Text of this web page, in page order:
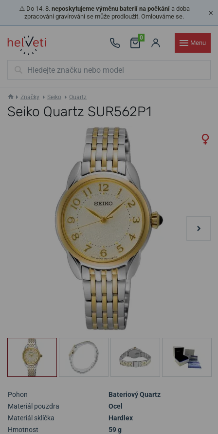
⚠️ Do 14. 8. neposkytujeme výměnu baterií na počkánía doba
zpracování gravírování se může prodloužit. Omlouváme se.
0
Menu
Značky Seiko Quartz
Seiko Quartz SUR562P1
Pohon
Bateriový Quartz
Materiál pouzdra
Ocel
Materiál sklíčka
Hardlex
Hmotnost
59 g